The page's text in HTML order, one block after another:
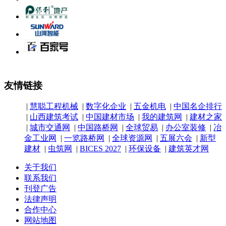
友情链接
| 慧聪工程机械 | 数字化企业 | 五金机电 | 中国名企排行
| 山西建筑考试 | 中国建材市场 | 我的建筑网 | 建材之家
| 城市交通网 | 中国路桥网 | 全球贸易 | 办公室装修 | 冶
金工业网
| 一览路桥网 | 全球资源网 | 五展六会 | 新型
建材 | 虫筑网 | BICES 2027 | 环保设备 | 建筑英才网
关于我们
联系我们
刊登广告
法律声明
合作中心
网站地图